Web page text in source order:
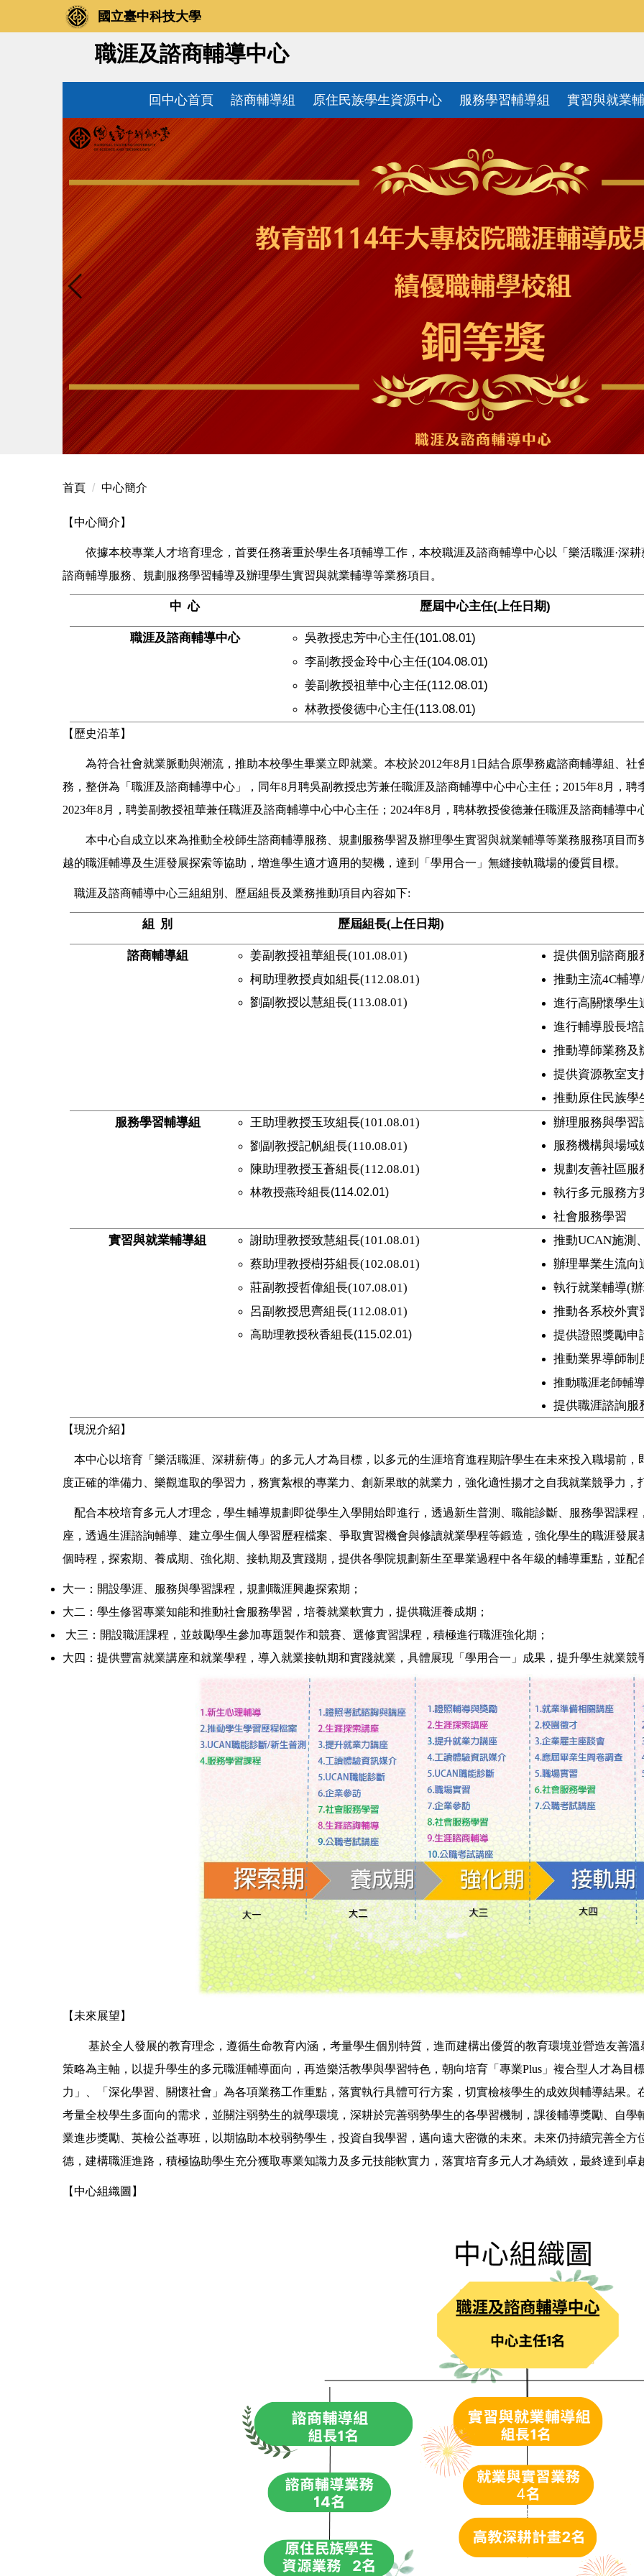
國立臺中科技大學
職涯及諮商輔導中心
回中心首頁 諮商輔導組 原住民族學生資源中心 服務學習輔導組 實習與就業
首頁 中心簡介
【中心簡介 】
依據本校專業人才培育理念，首要任務著重於學生各項輔導工作，本校職涯及諮商輔導中心以「樂活職涯·深
諮商輔導服務、規劃服務學習輔導及辦理學生實習與就業輔導等業務項目。
中 心 歷屆中心主任(上任日期)
職涯及諮商輔導中心
吳教授忠芳中心主任(101.08.01)
李副教授金玲中心主任(104.08.01)
姜副教授祖華中心主任(112.08.01)
林教授俊德中心主任(113.08.01)
【歷史沿革】
為符合社會就業脈動與潮流，推助本校學生畢業立即就業。本校於2012年8月1日結合原學務處諮商輔導組、
務，整併為「職涯及諮商輔導中心」，同年8月聘吳副教授忠芳兼任職涯及諮商輔導中心中心主任；2015年8月，
2023年8月，聘姜副教授祖華兼任職涯及諮商輔導中心中心主任；2024年8月，聘林教授俊德兼任職涯及諮商輔導中
本中心自成立以來為推動全校師生諮商輔導服務、規劃服務學習及辦理學生實習與就業輔導等業務服務項目
越的職涯輔導及生涯發展探索等協助，增進學生適才適用的契機，達到「學用合一」無縫接軌職場的優質目標。
職涯及諮商輔導中心三組組別、歷屆組長及業務推動項目內容如下:
組 別 歷屆組長(上任日期)
諮商輔導組 姜副教授祖華組長(101.08.01)
柯助理教授貞如組長(112.08.01)
劉副教授以慧組長(113.08.01)
提供個別諮商服
推動主流4C輔導/
進行高關懷學生
進行輔導股長培
推動導師業務及
提供資源教室支
推動原住民族學
服務學習輔導組
王助理教授玉玫組長(101.08.01)
劉副教授記帆組長(110.08.01)
陳助理教授玉蒼組長(112.08.01)
林教授燕玲組長(114.02.01)
辦理服務與學習
服務機構與場域
規劃友善社區服
執行多元服務方
社會服務學習
實習與就業輔導組
謝助理教授致慧組長(101.08.01)
蔡助理教授樹芬組長(102.08.01)
莊副教授哲偉組長(107.08.01)
呂副教授思齊組長(112.08.01)
高助理教授秋香組長(115.02.01)
推動UCAN施測
辦理畢業生流向
執行就業輔導(
推動各系校外實
提供證照獎勵申
推動業界導師制
推動職涯老師輔
提供職涯諮詢服
【現況介紹】
本中心以培育「樂活職涯、深耕薪傳」的多元人才為目標，以多元的生涯培育進程期許學生在未來投入職場前
度正確的準備力、樂觀進取的學習力，務實紮根的專業力、創新果敢的就業力，強化適性揚才之自我就業競爭力，
配合本校培育多元人才理念，學生輔導規劃即從學生入學開始即進行，透過新生普測、職能診斷、服務學習課
座，透過生涯諮詢輔導、建立學生個人學習歷程檔案、爭取實習機會與修讀就業學程等鍛造，強化學生的職涯發
個時程，探索期、養成期、強化期、接軌期及實踐期，提供各學院規劃新生至畢業過程中各年級的輔導重點，並配
大一：開設學涯、服務與學習課程，規劃職涯興趣探索期；
大二：學生修習專業知能和推動社會服務學習，培養就業軟實力，提供職涯養成期；
大三：開設職涯課程，並鼓勵學生參加專題製作和競賽、選修實習課程，積極進行職涯強化期；
大四：提供豐富就業講座和就業學程，導入就業接軌期和實踐就業，具體展現「學用合一」成果，提升學生就業競
【未來展望】
基於全人發展的教育理念，遵循生命教育內涵，考量學生個別特質，進而建構出優質的教育環境並營造友善溫
策略為主軸，以提升學生的多元職涯輔導面向，再造樂活教學與學習特色，朝向培育「專業Plus」複合型人才為目
力」、「深化學習、關懷社會」為各項業務工作重點，落實執行具體可行方案，切實檢核學生的成效與輔導結果
考量全校學生多面向的需求，並關注弱勢生的就學環境，深耕於完善弱勢學生的各學習機制，課後輔導獎勵、自
業進步獎勵、英檢公益專班，以期協助本校弱勢學生，投資自我學習，邁向遠大密微的未來。未來仍持續完善全
德，建構職涯進路，積極協助學生充分獲取專業知識力及多元技能軟實力，落實培育多元人才為績效，最終達到卓
【中心組織圖】